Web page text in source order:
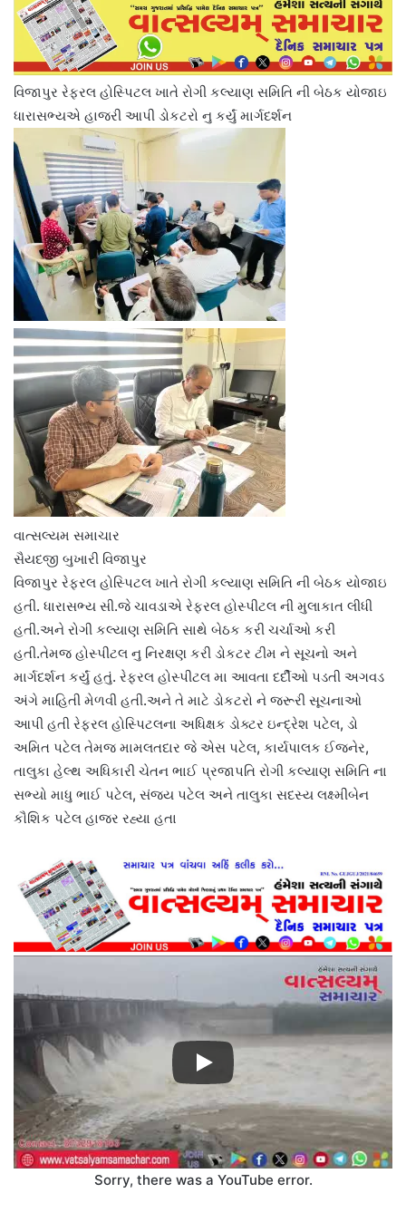
વિજાપુર રેફરલ હોસ્પિટલ ખાતે રોગી કલ્યાણ સમિતિ ની બેઠક યોજાઇ
ધારાસભ્યએ હાજરી આપી ડોકટરો નુ કર્યું માર્ગદર્શન
વાત્સલ્યમ સમાચાર
સૈયદજી બુખારી વિજાપુર
વિજાપુર રેફરલ હોસ્પિટલ ખાતે રોગી કલ્યાણ સમિતિ ની બેઠક યોજાઇ
હતી. ધારાસભ્ય સી.જે ચાવડાએ રેફરલ હોસ્પીટલ ની મુલાકાત લીધી
હતી.અને રોગી કલ્યાણ સમિતિ સાથે બેઠક કરી ચર્ચાઓ કરી
હતી.તેમજ હોસ્પીટલ નુ નિરક્ષણ કરી ડોકટર ટીમ ને સૂચનો અને
માર્ગદર્શન કર્યું હતું. રેફરલ હોસ્પીટલ મા આવતા દર્દીઓ પડતી અગવડ
અંગે માહિતી મેળવી હતી.અને તે માટે ડોકટરો ને જરૂરી સૂચનાઓ
આપી હતી રેફરલ હોસ્પિટલના અધિક્ષક ડોક્ટર ઇન્દ્રેશ પટેલ, ડો
અમિત પટેલ તેમજ મામલતદાર જે એસ પટેલ, કાર્યપાલક ઈજનેર,
તાલુકા હેલ્થ અધિકારી ચેતન ભાઈ પ્રજાપતિ રોગી કલ્યાણ સમિતિ ના
સભ્યો માધુ ભાઈ પટેલ, સંજય પટેલ અને તાલુકા સદસ્ય લક્ષ્મીબેન
કૌશિક પટેલ હાજર રહ્યા હતા
Sorry, there was a YouTube error.